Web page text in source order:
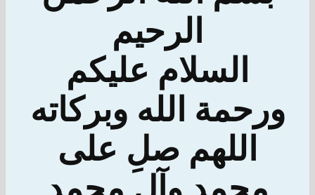
الرحيم
السلام عليكم
ورحمة الله وبركاته
اللهم صلِ على